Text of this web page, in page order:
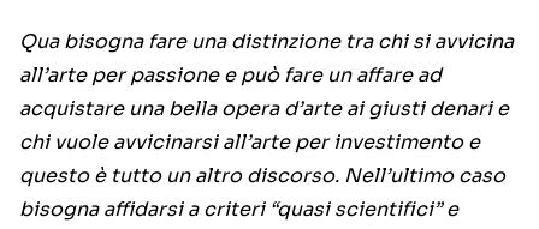
Qua bisogna fare una distinzione tra chi si avvicina
all’arte per passione e può fare un affare ad
acquistare una bella opera d’arte ai giusti denari e
chi vuole avvicinarsi all’arte per investimento e
questo è tutto un altro discorso. Nell’ultimo caso
bisogna affidarsi a criteri “quasi scientifici” e